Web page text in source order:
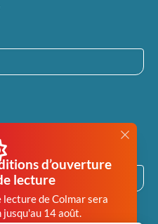
d’ouverture
lecture
lecture de Colmar sera
14 août.